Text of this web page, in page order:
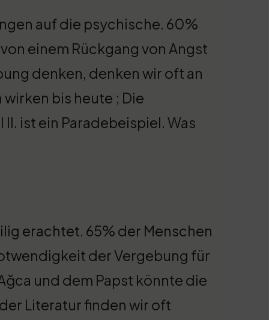
auf die psychische. 60%
einem Rückgang von Angst
denken, denken wir oft an
wirken bis heute ; Die
II. ist ein Paradebeispiel. Was
erachtet. 65% der Menschen
der Vergebung für
und dem Papst könnte die
Literatur finden wir oft